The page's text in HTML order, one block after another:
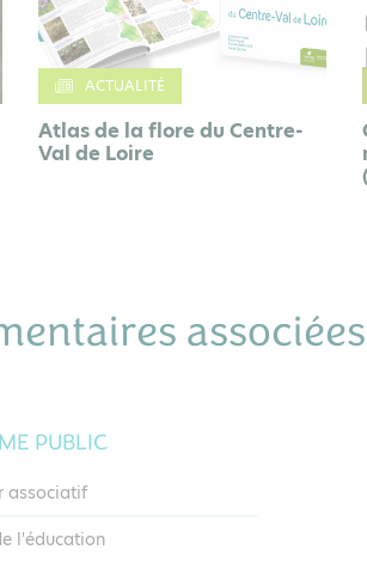
ACTEUR
Conservatoire botanique
national du Bassin parisien
associées
PUBLIC
associatif
l'éducation